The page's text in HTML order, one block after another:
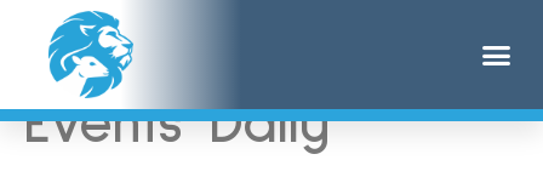
Étiquette :
Events Daily